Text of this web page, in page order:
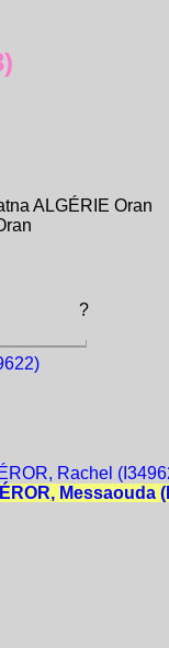
ALGÉRIE Oran
?
Rachel
Messaouda